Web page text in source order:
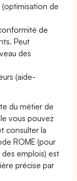
de
de
Peut
des
(aide-
du métier de
vous pouvez
consulter la
ROME (pour
emplois) est
précise par